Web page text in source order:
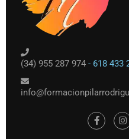
(34) 955 287 974 - 618 433